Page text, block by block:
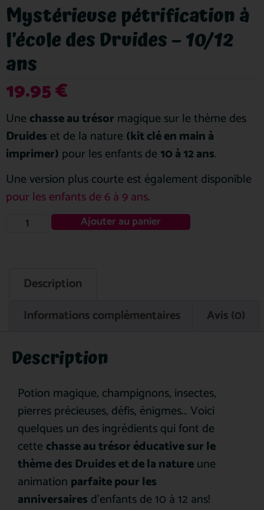
Mystérieuse pétrification à
l’école des Druides – 10/12
ans
19.95€
Unechasse au trésor magique sur le thème des
Druides et de la nature (kit clé en main à
imprimer) pour les enfants de 10 à 12 ans.
Une version plus courte est également disponible
pour les enfants de 6 à 9 ans.
Ajouter au panier
Description
Informations complémentaires
Avis (0)
Description
Potion magique, champignons, insectes,
pierres précieuses, défis, énigmes… Voici
quelques un des ingrédients qui font de
cettechasse au trésor éducative surle
thème des Druides et de la natureune
animation parfaite pour les
anniversaires d’enfants de 10 à 12 ans!